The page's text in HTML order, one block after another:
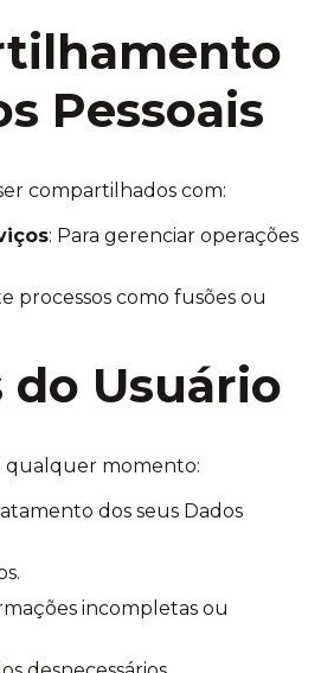
Pessoais
compartilhados com:
: Para gerenciar operações
processos como fusões ou
Usuário
qualquer momento:
dos seus Dados
incompletas ou